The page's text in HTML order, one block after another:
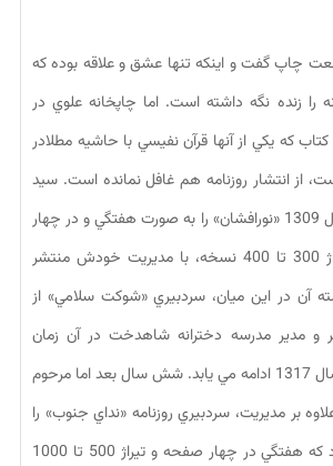
چاپ گفت و اينكه تنها عشق و علاقه بوده كه
را زنده نگه داشته است. اما چاپخانه علوي در
كه يكي از آنها قرآن نفيسي با حاشيه مطلادر
از انتشار روزنامه هم غافل نمانده است. سيد
محمدعلي علوي در سال 1309 «نورافشان» را به صورت هفتگي و در چهار
تا شش صفحه و تيراژ 300 تا 400 نسخه، با مديريت خودش منتشر
آن در اين ميان، سردبيري «شوكت سلامي» از
و مدير مدرسه دخترانه شاهدخت در آن زمان
است. اين روزنامه تا سال 1317 ادامه مي يابد. شش سال بعد اما مرحوم
بر مديريت، سردبيري روزنامه «نداي جنوب» را
هم عهده دار مي شود كه هفتگي در چهار صفحه و تيراژ 500 تا 1000